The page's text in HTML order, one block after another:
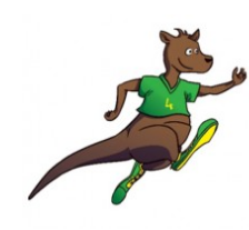
Open Sports Day
Dortmund lernt
Mädchen in
Bewegungszwerge